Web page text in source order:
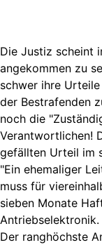
Die Justiz scheint
angekommen zu
schwer ihre
der Bestrafenden
noch die
Verantwortlichen!
gefällten Urteil im
"Ein ehemaliger
muss für
sieben Monate
Antriebselektronik.
Der ranghöchste